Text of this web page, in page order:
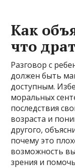
Как
что
Разговор с
должен быть
доступным.
моральных
последствия
возраста и
другого,
почему это
возможность
зрения и